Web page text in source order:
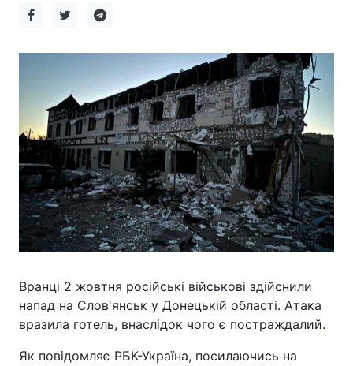
Вранці 2 жовтня російські військові здійснили
напад на Слов'янськ у Донецькій області. Атака
вразила готель, внаслідок чого є постраждалий.
Як повідомляє РБК-Україна, посилаючись на